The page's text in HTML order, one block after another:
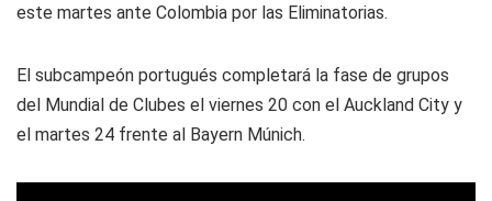
este martes ante Colombia por las Eliminatorias.
El subcampeón portugués completará la fase de grupos
del Mundial de Clubes el viernes 20 con el Auckland City y
el martes 24 frente al Bayern Múnich.